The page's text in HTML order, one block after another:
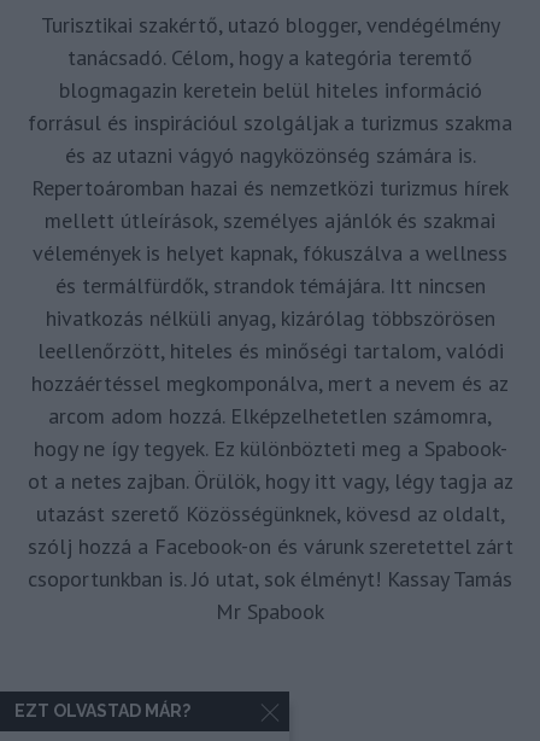
Turisztikai szakértő, utazó blogger, vendégélmény
tanácsadó. Célom, hogy a kategória teremtő
blogmagazin keretein belül hiteles információ
forrásul és inspirációul szolgáljak a turizmus szakma
és az utazni vágyó nagyközönség számára is.
Repertoáromban hazai és nemzetközi turizmus hírek
mellett útleírások, személyes ajánlók és szakmai
vélemények is helyet kapnak, fókuszálva a wellness
és termálfürdők, strandok témájára. Itt nincsen
hivatkozás nélküli anyag, kizárólag többszörösen
leellenőrzött, hiteles és minőségi tartalom, valódi
hozzáértéssel megkomponálva, mert a nevem és az
arcom adom hozzá. Elképzelhetetlen számomra,
hogy ne így tegyek. Ez különbözteti meg a Spabook-
ot a netes zajban. Örülök, hogy itt vagy, légy tagja az
utazást szerető Közösségünknek, kövesd az oldalt,
szólj hozzá a Facebook-on és várunk szeretettel zárt
csoportunkban is. Jó utat, sok élményt! Kassay Tamás
Mr Spabook
EZT OLVASTAD MÁR?